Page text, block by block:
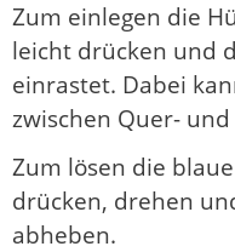
Zum einlegen die
leicht drücken und
einrastet. Dabei
zwischen Quer-
Zum lösen die
drücken, drehen
abheben.